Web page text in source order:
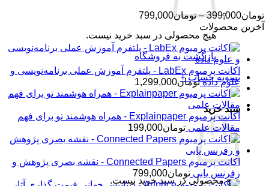
هیچ محصولی در سبد خرید نیست.
بازگشت به فروشگاه
تسویه حساب +
سبد خرید
هیچ محصولی در سبد خرید نیست.
تومان399,000
– تومان799,000محدوده
تومان399,000
تا
تومان799,000
آخرین محصولات
اکانت پرمیوم LabEx - پلتفرم آموزش عملی برنامه‌نویسی و
علوم داده تومان1,299,000
اکانت پرمیوم Explainpaper - همراه هوشمند تو برای فهم
مقالات علمی تومان199,000
اکانت پرمیوم Connected Papers - نقشه بصری پژوهش و
رفرنس یابی تومان799,000